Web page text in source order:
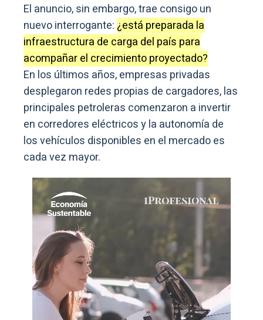
El anuncio, sin embargo, trae consigo un
nuevo interrogante: ¿está preparada la
infraestructura de carga del país para
acompañar el crecimiento proyectado?
En los últimos años, empresas privadas
desplegaron redes propias de cargadores, las
principales petroleras comenzaron a invertir
en corredores eléctricos y la autonomía de
los vehículos disponibles en el mercado es
cada vez mayor.